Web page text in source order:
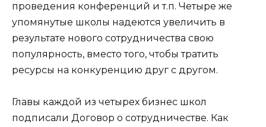
проведения конференций и т.п. Четыре же
упомянутые школы надеются увеличить в
результате нового сотрудничества свою
популярность, вместо того, чтобы тратить
ресурсы на конкуренцию друг с другом.
Главы каждой из четырех бизнес школ
подписали Договор о сотрудничестве. Как